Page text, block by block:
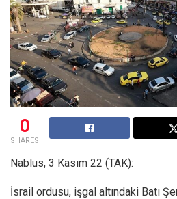
0
SHARES
Nablus, 3 Kasım 22 (TAK):
İsrail ordusu, işgal altındaki Batı